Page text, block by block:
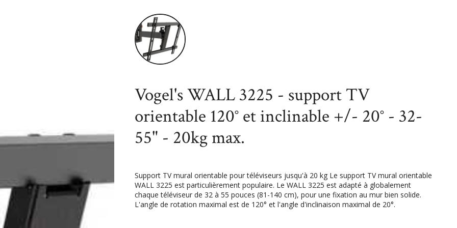
Accueil High-Tech
inclinable +/- 20° - 32-55" - 20kg max.
Vogel's WALL 3225 - support TV
orientable 120° et inclinable +/- 20° - 32-
55" - 20kg max.
Support TV mural orientable pour téléviseurs jusqu'à 20 kg Le support TV mural orientable
WALL 3225 est particulièrement populaire. Le WALL 3225 est adapté à globalement
chaque téléviseur de 32 à 55 pouces (81-140 cm), pour une fixation au mur bien solide.
L'angle de rotation maximal est de 120° et l'angle d'inclinaison maximal de 20°.